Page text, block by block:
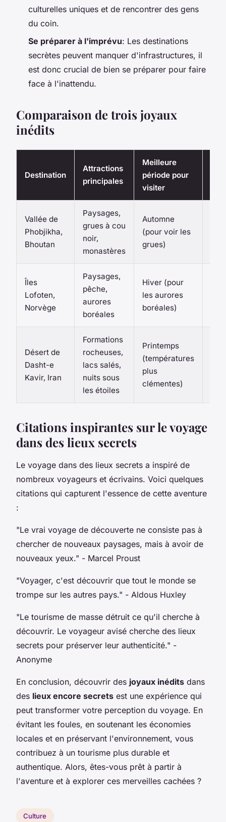
culturelles uniques et de rencontrer des gens
du coin.
Se préparer à l'imprévu: Les destinations
secrètes peuvent manquer d'infrastructures, il
est donc crucial de bien se préparer pour faire
face à l'inattendu.
Comparaison de trois joyaux
inédits
Destination
Attractions
principales
Meilleure
période pour
visiter
Vallée de
Phobjikha,
Bhoutan
Paysages,
grues à cou
noir,
monastères
Automne
(pour voir les
grues)
Îles
Lofoten,
Norvège
Paysages,
pêche,
aurores
boréales
Hiver (pour
les aurores
boréales)
Désert de
Dasht-e
Kavir, Iran
Formations
rocheuses,
lacs salés,
nuits sous
les étoiles
Printemps
(températures
plus
clémentes)
Citations inspirantes sur le voyage
dans des lieux secrets
Le voyage dans des lieux secrets a inspiré de
nombreux voyageurs et écrivains. Voici quelques
citations qui capturent l'essence de cette aventure
:
"Le vrai voyage de découverte ne consiste pas à
chercher de nouveaux paysages, mais à avoir de
nouveaux yeux." - Marcel Proust
"Voyager, c'est découvrir que tout le monde se
trompe sur les autres pays." - Aldous Huxley
"Le tourisme de masse détruit ce qu'il cherche à
découvrir. Le voyageur avisé cherche des lieux
secrets pour préserver leur authenticité." -
Anonyme
En conclusion, découvrir des joyaux inédits dans
des lieux encore secrets est une expérience qui
peut transformer votre perception du voyage. En
évitant les foules, en soutenant les économies
locales et en préservant l'environnement, vous
contribuez à un tourisme plus durable et
authentique. Alors, êtes-vous prêt à partir à
l'aventure et à explorer ces merveilles cachées ?
Culture